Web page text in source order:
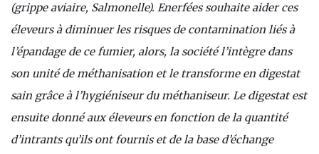
(grippe aviaire, Salmonelle). Enerfées souhaite aider ces
éleveurs à diminuer les risques de contamination liés à
l’épandage de ce fumier, alors, la société l’intègre dans
son unité de méthanisation et le transforme en digestat
sain grâce à l’hygiéniseur du méthaniseur. Le digestat est
ensuite donné aux éleveurs en fonction de la quantité
d’intrants qu’ils ont fournis et de la base d’échange